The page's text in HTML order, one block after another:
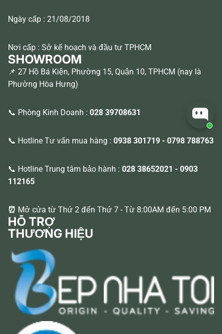
Ngày cấp : 21/08/2018
Nơi cấp : Sở kế hoạch và đầu tư TPHCM
SHOWROOM
📌 27 Hồ Bá Kiện, Phường 15, Quận 10, TPHCM (nay là
Phường Hòa Hưng)
📞 Phòng Kinh Doanh : 028 39708631
📞 Hotline Tư vấn mua hàng : 0938 301719 - 0798 788763
📞 Hotline Trung tâm bảo hành : 028 38652021 - 0903
112165
⏰ Mở cửa từ Thứ 2 đến Thứ 7 - Từ 8:00AM đến 5:00 PM
HỖ TRỢ
THƯƠNG HIỆU